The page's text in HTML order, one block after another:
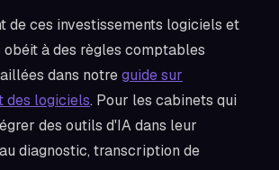
de ces investissements logiciels et
à des règles comptables
dans notreguide sur
des logiciels. Pour les cabinets qui
des outils d'IA dans leur
diagnostic, transcription de